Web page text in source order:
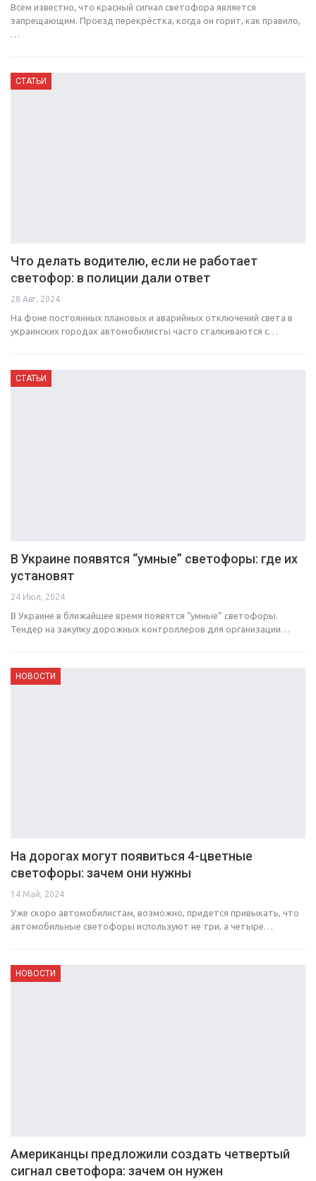
Всем известно, что красный сигнал светофора является
запрещающим. Проезд перекрёстка, когда он горит, как правило,
…
СТАТЬИ
Что делать водителю, если не работает
светофор: в полиции дали ответ
28 Авг, 2024
На фоне постоянных плановых и аварийных отключений света в
украинских городах автомобилисты часто сталкиваются с…
СТАТЬИ
В Украине появятся “умные” светофоры: где их
установят
24 Июл, 2024
В Украине в ближайшее время появятся “умные” светофоры.
Тендер на закупку дорожных контроллеров для организации…
НОВОСТИ
На дорогах могут появиться 4-цветные
светофоры: зачем они нужны
14 Май, 2024
Уже скоро автомобилистам, возможно, придется привыкать, что
автомобильные светофоры используют не три, а четыре…
НОВОСТИ
Американцы предложили создать четвертый
сигнал светофора: зачем он нужен